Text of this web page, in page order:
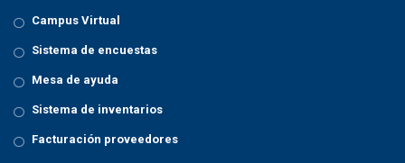
Campus Virtual
Sistema de encuestas
Mesa de ayuda
Sistema de inventarios
Facturación proveedores